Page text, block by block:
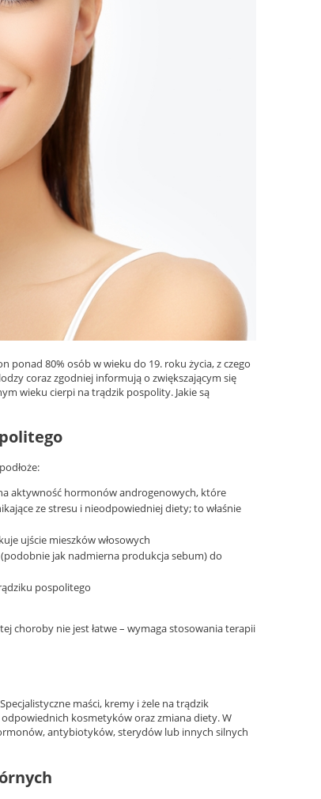
ponad 80% osób w wieku do 19. roku życia, z czego
coraz zgodniej informują o zwiększającym się
wieku cierpi na trądzik pospolity. Jakie są
aktywność hormonów androgenowych, które
ze stresu i nieodpowiedniej diety; to właśnie
ujście mieszków włosowych
jak nadmierna produkcja sebum) do
pospolitego
choroby nie jest łatwe – wymaga stosowania terapii
maści, kremy i żele na trądzik
kosmetyków oraz zmiana diety. W
antybiotyków, sterydów lub innych silnych